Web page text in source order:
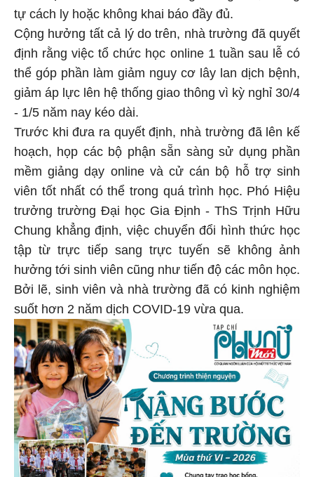
tự cách ly hoặc không khai báo đầy đủ.
Cộng hưởng tất cả lý do trên, nhà trường đã quyết
định rằng việc tổ chức học online 1 tuần sau lễ có
thể góp phần làm giảm nguy cơ lây lan dịch bệnh,
giảm áp lực lên hệ thống giao thông vì kỳ nghỉ 30/4
- 1/5 năm nay kéo dài.
Trước khi đưa ra quyết định, nhà trường đã lên kế
hoạch, họp các bộ phận sẵn sàng sử dụng phần
mềm giảng dạy online và cử cán bộ hỗ trợ sinh
viên tốt nhất có thể trong quá trình học. Phó Hiệu
trưởng trường Đại học Gia Định - ThS Trịnh Hữu
Chung khẳng định, việc chuyển đổi hình thức học
tập từ trực tiếp sang trực tuyến sẽ không ảnh
hưởng tới sinh viên cũng như tiến độ các môn học.
Bởi lẽ, sinh viên và nhà trường đã có kinh nghiệm
suốt hơn 2 năm dịch COVID-19 vừa qua.